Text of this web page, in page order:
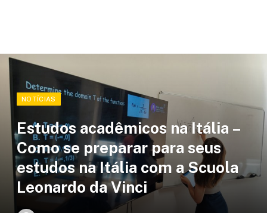
NOTÍCIAS
Estudos acadêmicos na Itália –
Como se preparar para seus
estudos na Itália com a Scuola
Leonardo da Vinci